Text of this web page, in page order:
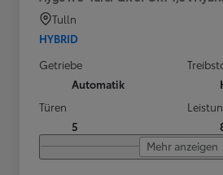
Tulln
HYBRID
Getriebe
Automatik
Türen
5
Mehr anzeigen